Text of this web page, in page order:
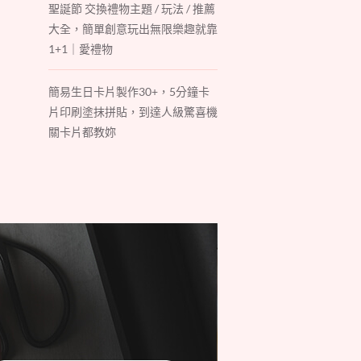
聖誕節 交換禮物主題 / 玩法 / 推薦
大全，簡單創意玩出無限樂趣就靠
1+1｜愛禮物
簡易生日卡片製作30+，5分鐘卡
片印刷塗抹拼貼，到達人級驚喜機
關卡片都教妳